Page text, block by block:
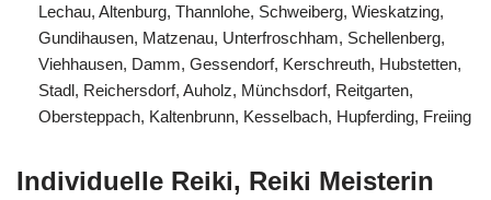
Lechau, Altenburg, Thannlohe, Schweiberg, Wieskatzing,
Gundihausen, Matzenau, Unterfroschham, Schellenberg,
Viehhausen, Damm, Gessendorf, Kerschreuth, Hubstetten,
Stadl, Reichersdorf, Auholz, Münchsdorf, Reitgarten,
Obersteppach, Kaltenbrunn, Kesselbach, Hupferding, Freiing
Individuelle Reiki, Reiki Meisterin